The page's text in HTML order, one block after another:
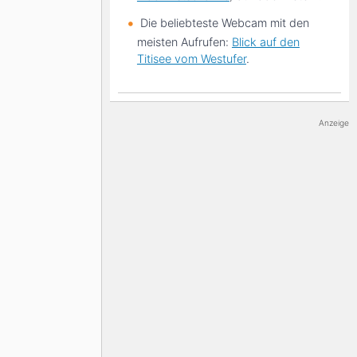
Die beliebteste Webcam mit den
meisten Aufrufen: Blick auf den
Titisee vom Westufer.
Anzeige